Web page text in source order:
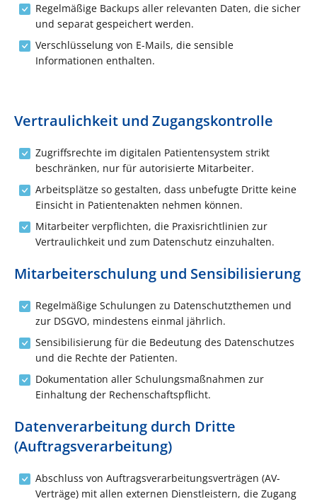
Regelmäßige Backups aller relevanten Daten, die sicher
und separat gespeichert werden.
Verschlüsselung von E-Mails, die sensible
Informationen enthalten.
Vertraulichkeit und Zugangskontrolle
Zugriffsrechte im digitalen Patientensystem strikt
beschränken, nur für autorisierte Mitarbeiter.
Arbeitsplätze so gestalten, dass unbefugte Dritte keine
Einsicht in Patientenakten nehmen können.
Mitarbeiter verpflichten, die Praxisrichtlinien zur
Vertraulichkeit und zum Datenschutz einzuhalten.
Mitarbeiterschulung und Sensibilisierung
Regelmäßige Schulungen zu Datenschutzthemen und
zur DSGVO, mindestens einmal jährlich.
Sensibilisierung für die Bedeutung des Datenschutzes
und die Rechte der Patienten.
Dokumentation aller Schulungsmaßnahmen zur
Einhaltung der Rechenschaftspflicht.
Datenverarbeitung durch Dritte
(Auftragsverarbeitung)
Abschluss von Auftragsverarbeitungsverträgen (AV-
Verträge) mit allen externen Dienstleistern, die Zugang